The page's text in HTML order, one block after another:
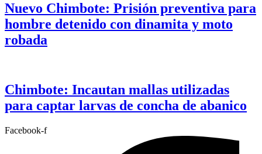
Nuevo Chimbote: Prisión preventiva para
hombre detenido con dinamita y moto
robada
Chimbote: Incautan mallas utilizadas
para captar larvas de concha de abanico
Facebook-f